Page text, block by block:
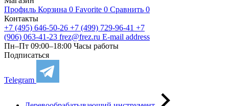
Профиль Корзина 0 Favorite 0 Сравнить 0
Контакты
+7 (495) 646-50-26 +7 (499) 729-96-41 +7
(906) 063-41-23 frez@frez.ru E-mail address
Пн–Пт 09:00–18:00 Часы работы
Подписаться
Telegram